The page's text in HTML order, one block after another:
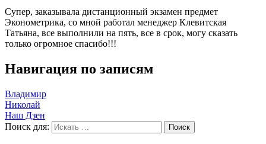
Супер, заказывала дистанционный экзамен предмет
Эконометрика, со мной работал менеджер Клевитская
Татьяна, все выполнили на пять, все в срок, могу сказать
только огромное спасибо!!!
Навигация по записям
Владимир
Николай
Наш Дзен
Поиск для: